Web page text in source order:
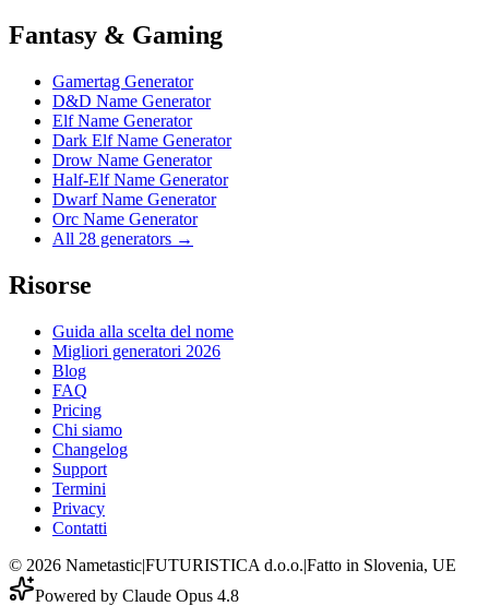
Fantasy & Gaming
Gamertag Generator
D&D Name Generator
Elf Name Generator
Dark Elf Name Generator
Drow Name Generator
Half-Elf Name Generator
Dwarf Name Generator
Orc Name Generator
All 28 generators →
Risorse
Guida alla scelta del nome
Migliori generatori 2026
Blog
FAQ
Pricing
Chi siamo
Changelog
Support
Termini
Privacy
Contatti
© 2026 Nametastic|FUTURISTICA d.o.o.|Fatto in Slovenia, UE
Powered by Claude Opus 4.8